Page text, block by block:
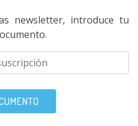
newsletter, introduce tu